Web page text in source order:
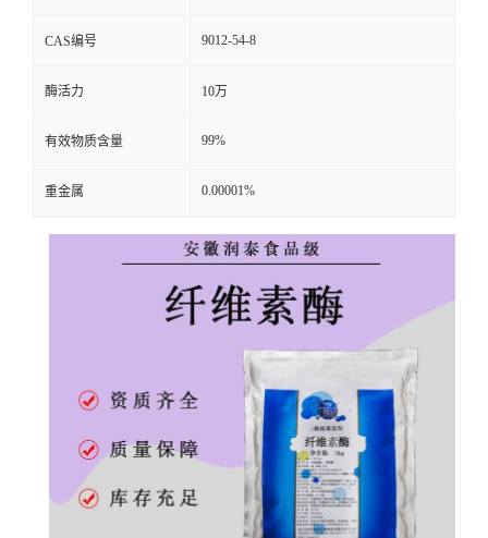
CAS编号 9012-54-8
酶活力 10万
有效物质含量 99%
重金属 0.00001%